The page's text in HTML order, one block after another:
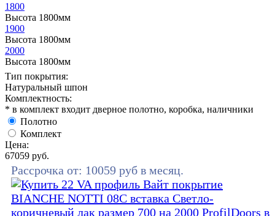
1800
Высота 1800мм
1900
Высота 1800мм
2000
Высота 1800мм
Тип покрытия:
Натуральный шпон
Комплектность:
* в комплект входит дверное полотно, коробка, наличники
Полотно
Комплект
Цена:
67059 руб.
Рассрочка от: 10059 руб в месяц.